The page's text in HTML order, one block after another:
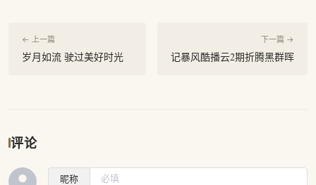
← 上一篇
岁月如流 驶过美好时光
下一篇 →
记暴风酷播云2期折腾黑群晖
评论
昵称